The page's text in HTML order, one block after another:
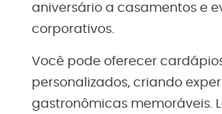
aniversário a casamentos e
corporativos.
Você pode oferecer
personalizados, criando
gastronômicas memoráveis.